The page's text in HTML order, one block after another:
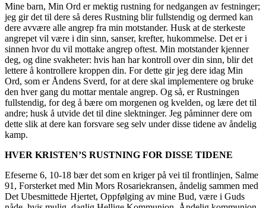
Mine barn, Min Ord er mektig rustning for nedgangen av festninger;
jeg gir det til dere så deres Rustning blir fullstendig og dermed kan
dere avvære alle angrep fra min motstander. Husk at de sterkeste
angrepet vil være i din sinn, sanser, krefter, hukommelse. Det er i
sinnen hvor du vil mottake angrep oftest. Min motstander kjenner
deg, og dine svakheter: hvis han har kontroll over din sinn, blir det
lettere å kontrollere kroppen din. For dette gir jeg dere idag Min
Ord, som er Åndens Sverd, for at dere skal implementere og bruke
den hver gang du mottar mentale angrep. Og så, er Rustningen
fullstendig, for deg å bære om morgenen og kvelden, og lære det til
andre; husk å utvide det til dine slektninger. Jeg påminner dere om
dette slik at dere kan forsvare seg selv under disse tidene av åndelig
kamp.
HVER KRISTEN’S RUSTNING FOR DISSE TIDENE
Efeserne 6, 10-18 bær det som en kriger på vei til frontlinjen, Salme
91, Forsterket med Min Mors Rosariekransen, åndelig sammen med
Det Ubesmittede Hjertet, Oppfølging av mine Bud, være i Guds